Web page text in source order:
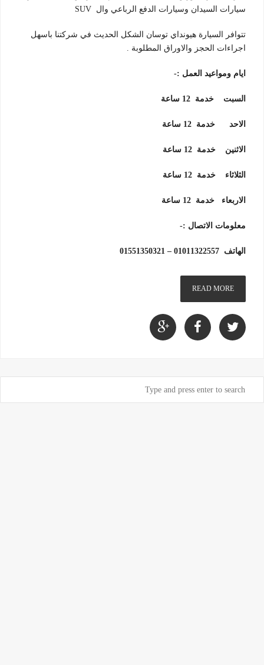
سيارات السيدان وسيارات الدفع الرباعي وال SUV
تتوافر السيارة هيونداي توسان الشكل الحديث في شركتنا باسهل
اجراءات الحجز والاوراق المطلوبة .
ايام ومواعيد العمل :-
السبت خدمة 12 ساعة
الاحد خدمة 12 ساعة
الاثنين خدمة 12 ساعة
الثلاثاء خدمة 12 ساعة
الاربعاء خدمة 12 ساعة
معلومات الاتصال :-
الهاتف 01011322557 – 01551350321
READ MORE